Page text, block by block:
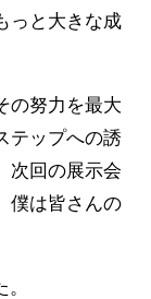
っと大きな成
の努力を最大
テップへの誘
次回の展示会
僕は皆さんの